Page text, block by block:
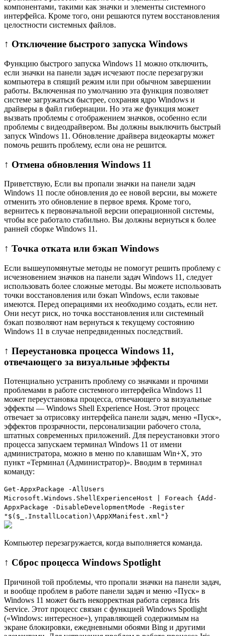
компонентами, такими как значки и элементы системного
интерфейса. Кроме того, они решаются путем восстановления
целостности системных файлов.
↑ Отключение быстрого запуска Windows
Функцию быстрого запуска Windows 11 можно отключить,
если значки на панели задач исчезают после перезагрузки
компьютера в спящий режим или при обычном завершении
работы. Включенная по умолчанию эта функция позволяет
системе загружаться быстрее, сохраняя ядро Windows и
драйверы в файл гибернации. Но эта же функция может
вызвать проблемы с отображением значков, особенно если
проблемы с видеодрайвером. Вы должны выключить быстрый
запуск Windows 11. Обновление драйвера видеокарты может
помочь решить проблему, если она не решится.
↑ Отмена обновления Windows 11
Приветствую, Если вы пропали значки на панели задач
Windows 11 после обновления до ее новой версии, вы можете
отменить это обновление в первое время. Кроме того,
вернитесь к первоначальной версии операционной системы,
чтобы все работало стабильно. Вы должны вернуться к более
ранней сборке Windows 11.
↑ Точка отката или бэкап Windows
Если вышеупомянутые методы не помогут решить проблему с
исчезновением значков на панели задач Windows 11, следует
использовать более сложные методы. Вы можете использовать
точки восстановления или бэкап Windows, если таковые
имеются. Перед операциями их необходимо создать, если нет.
Они несут риск, но точка восстановления или системный
бэкап позволяют нам вернуться к текущему состоянию
Windows 11 в случае непредвиденных последствий.
↑ Переустановка процесса Windows 11,
отвечающего за визуальные эффекты
Потенциально устранить проблему со значками и прочими
проблемами в работе системного интерфейса Windows 11
может переустановка процесса, отвечающего за визуальные
эффекты — Windows Shell Experience Host. Этот процесс
отвечает за отрисовку интерфейса панели задач, меню «Пуск»,
эффектов прозрачности, персонализации рабочего стола,
штатных современных приложений. Для переустановки этого
процесса запускаем терминал Windows 11 от имени
администратора, можно в меню по клавишам Win+X, это
пункт «Терминал (Администратор)». Вводим в терминал
команду:
Get-AppxPackage -AllUsers
Microsoft.Windows.ShellExperienceHost | Foreach {Add-
AppxPackage -DisableDevelopmentMode -Register
"$($_.InstallLocation)\AppXManifest.xml"}
Компьютер перезагружается, когда выполняется команда.
↑ Сброс процесса Windows Spotlight
Причиной той проблемы, что пропали значки на панели задач,
и вообще проблем в работе панели задач и меню «Пуск» в
Windows 11 может быть некорректная работа сервиса Iris
Service. Этот процесс связан с функцией Windows Spotlight
(«Windows: интересное»), управляющей содержимым на
экране блокировки, ежедневными обоями Bing и другими